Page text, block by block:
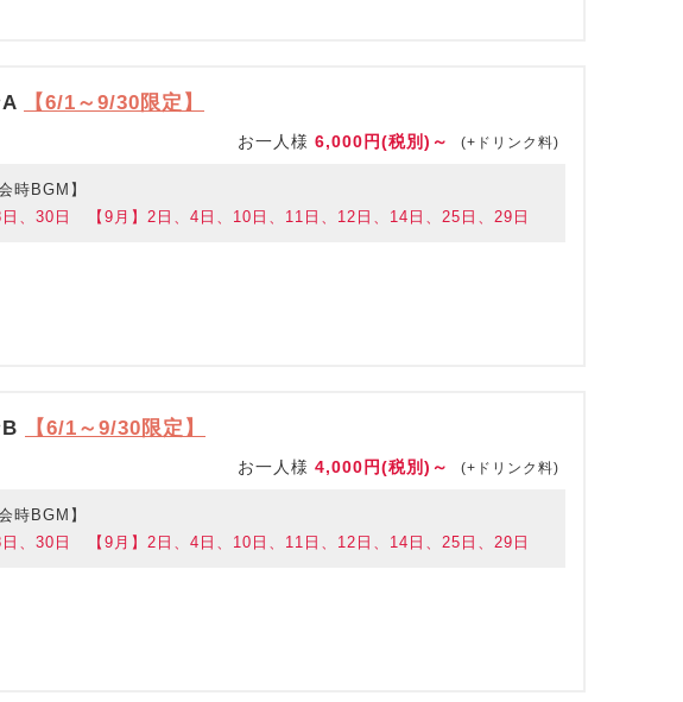
【6/1～9/30限定】
お一人様 6,000円(税別)～ (+ドリンク料)
時BGM】
、30日 【9月】2日、4日、10日、11日、12日、14日、25日、29日
【6/1～9/30限定】
お一人様 4,000円(税別)～ (+ドリンク料)
時BGM】
、30日 【9月】2日、4日、10日、11日、12日、14日、25日、29日